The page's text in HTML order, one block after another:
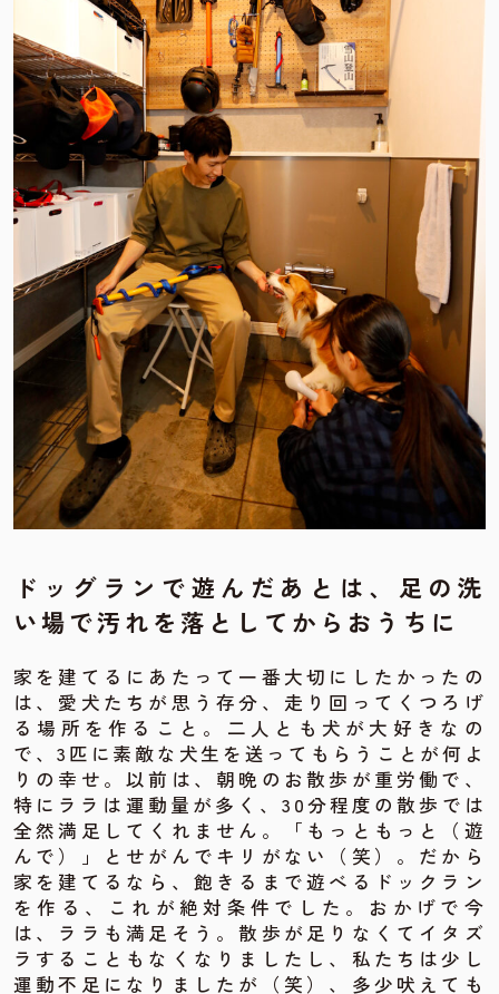
ドッグランで遊んだあとは、足の洗
い場で汚れを落としてからおうちに
家を建てるにあたって一番大切にしたかったの
は、愛犬たちが思う存分、走り回ってくつろげ
る場所を作ること。二人とも犬が大好きなの
で、3匹に素敵な犬生を送ってもらうことが何よ
りの幸せ。以前は、朝晩のお散歩が重労働で、
特にララは運動量が多く、30分程度の散歩では
全然満足してくれません。「もっともっと（遊
んで）」とせがんでキリがない（笑）。だから
家を建てるなら、飽きるまで遊べるドックラン
を作る、これが絶対条件でした。おかげで今
は、ララも満足そう。散歩が足りなくてイタズ
ラすることもなくなりましたし、私たちは少し
運動不足になりましたが（笑）、多少吠えても